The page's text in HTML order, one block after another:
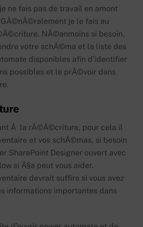
ne fais pas de travail en amont
je le fais au
NÃ©anmoins si besoin,
votre schÃ©ma et la liste des
disponibles afin d’identifier
possibles et le prÃ©voir dans
Ã la rÃ©Ã©criture, pour cela il
et vos schÃ©mas, si besoin
SharePoint Designer ouvert avec
si Ã§a peut vous aider.
devrait suffire si vous avez
informations importantes dans